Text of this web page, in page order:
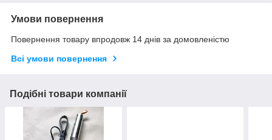
Умови повернення
Повернення товару впродовж 14 днів за домовленістю
Всі умови повернення
Подібні товари компанії